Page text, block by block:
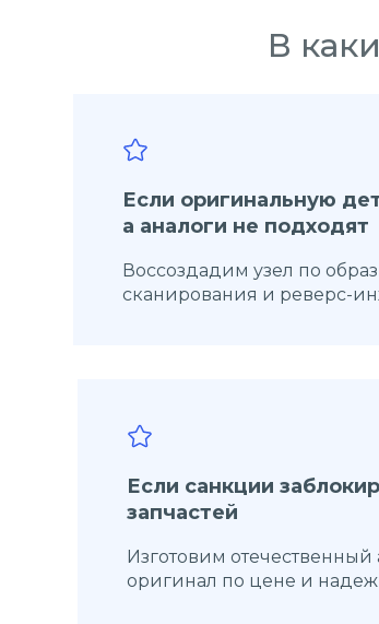
В
Если оригинальную
а аналоги не подходят
Воссоздадим узел по
сканирования и реверс-
Если санкции
запчастей
Изготовим
оригинал по цене и